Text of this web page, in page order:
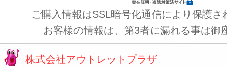
ご購入情報はSSL暗号化通信により保護さ
お客様の情報は、第3者に漏れる事は御
株式会社アウトレットプラザ